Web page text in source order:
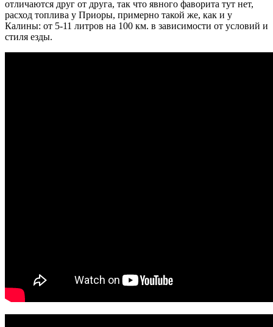
отличаются друг от друга, так что явного фаворита тут нет,
расход топлива у Приоры, примерно такой же, как и у
Калины: от 5-11 литров на 100 км. в зависимости от условий и
стиля езды.